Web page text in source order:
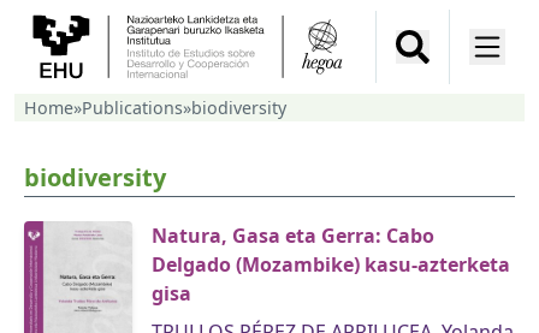
Home»Publications»biodiversity
biodiversity
Natura, Gasa eta Gerra: Cabo
Delgado (Mozambike) kasu-azterketa
gisa